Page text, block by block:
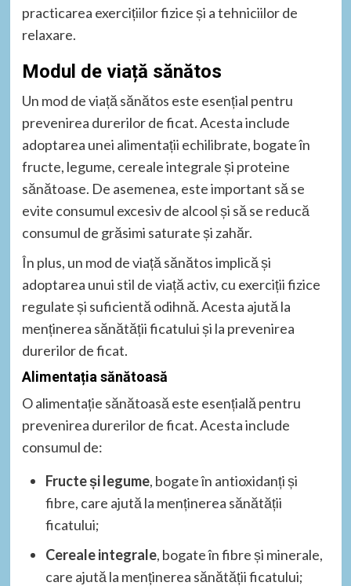
practicarea exercițiilor fizice și a tehniciilor de
relaxare.
Modul de viață sănătos
Un mod de viață sănătos este esențial pentru
prevenirea durerilor de ficat. Acesta include
adoptarea unei alimentații echilibrate, bogate în
fructe, legume, cereale integrale și proteine
sănătoase. De asemenea, este important să se
evite consumul excesiv de alcool și să se reducă
consumul de grăsimi saturate și zahăr.
În plus, un mod de viață sănătos implică și
adoptarea unui stil de viață activ, cu exerciții fizice
regulate și suficientă odihnă. Acesta ajută la
menținerea sănătății ficatului și la prevenirea
durerilor de ficat.
Alimentația sănătoasă
O alimentație sănătoasă este esențială pentru
prevenirea durerilor de ficat. Acesta include
consumul de:
Fructe și legume, bogate în antioxidanți și
fibre, care ajută la menținerea sănătății
ficatului;
Cereale integrale, bogate în fibre și minerale,
care ajută la menținerea sănătății ficatului;